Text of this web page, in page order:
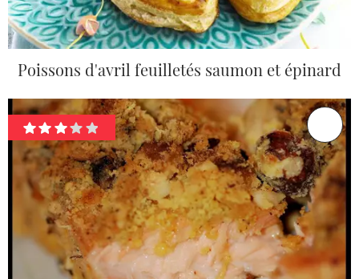
Poissons d'avril feuilletés saumon et épinard